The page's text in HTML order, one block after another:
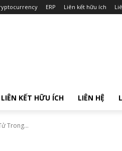
ERP Liên kết hữu ích
LIÊN KẾT HỮU ÍCH LIÊN HỆ
Trong...